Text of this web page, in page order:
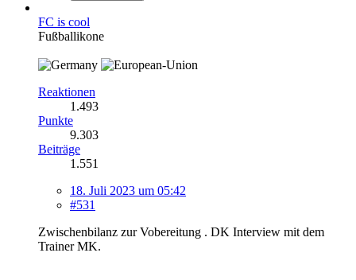
FC is cool
Fußballikone
Reaktionen
1.493
Punkte
9.303
Beiträge
1.551
18. Juli 2023 um 05:42
#531
Zwischenbilanz zur Vobereitung . DK Interview mit dem
Trainer MK.